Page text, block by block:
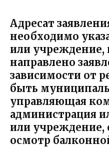
Адресат
необходимо
или учреждение,
направлено
зависимости от
быть
управляющая
администрация
или учреждение,
осмотр